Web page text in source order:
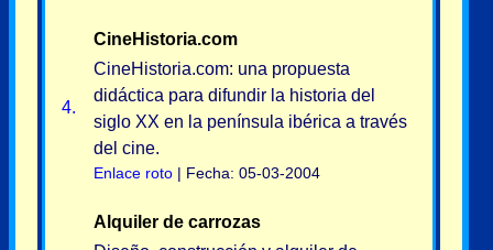
4.
CineHistoria.com
CineHistoria.com: una propuesta
didáctica para difundir la historia del
siglo XX en la península ibérica a través
del cine.
Enlace roto | Fecha: 05-03-2004
Alquiler de carrozas